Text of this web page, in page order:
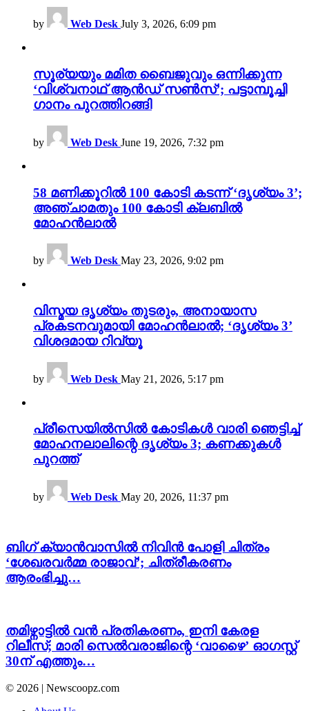
by Web Desk July 3, 2026, 6:09 pm
സൂര്യയും മമിത ബൈജുവും ഒന്നിക്കുന്ന
‘വിശ്വനാഥ് ആൻഡ് സൺസ്’; പട്ടാമ്പൂച്ചി
ഗാനം പുറത്തിറങ്ങി
by Web Desk June 19, 2026, 7:32 pm
58 മണിക്കൂറിൽ 100 കോടി കടന്ന് ‘ദൃശ്യം 3’;
അഞ്ചാമതും 100 കോടി ക്ലബിൽ
മോഹൻലാൽ
by Web Desk May 23, 2026, 9:02 pm
വിസ്മയ ദൃശ്യം തുടരും, അനായാസ
പ്രകടനവുമായി മോഹൻലാൽ; ‘ദൃശ്യം 3’
വിശദമായ റിവ്യൂ
by Web Desk May 21, 2026, 5:17 pm
പ്രീസെയിൽസിൽ കോടികൾ വാരി ഞെട്ടിച്ച്
മോഹനലാലിന്റെ ദൃശ്യം 3; കണക്കുകൾ
പുറത്ത്
by Web Desk May 20, 2026, 11:37 pm
ബിഗ് ക്യാൻവാസിൽ നിവിൻ പോളി ചിത്രം
‘ശേഖരവർമ്മ രാജാവ്’; ചിത്രീകരണം
ആരംഭിച്ചു…
തമിഴ്നാട്ടിൽ വൻ പ്രതികരണം, ഇനി കേരള
റിലീസ്; മാരി സെൽവരാജിന്റെ ‘വാഴൈ’ ഓഗസ്റ്റ്
30ന് എത്തും…
© 2026 | Newscoopz.com